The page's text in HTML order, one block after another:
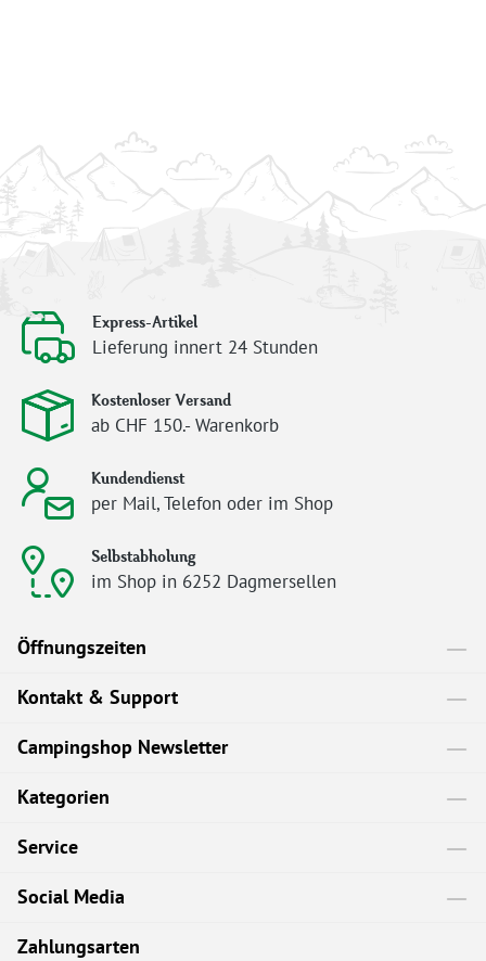
Express-Artikel
Lieferung innert 24 Stunden
Kostenloser Versand
ab CHF 150.- Warenkorb
Kundendienst
per Mail, Telefon oder im Shop
Selbstabholung
im Shop in 6252 Dagmersellen
Öffnungszeiten
Kontakt & Support
Campingshop Newsletter
Kategorien
Service
Social Media
Zahlungsarten